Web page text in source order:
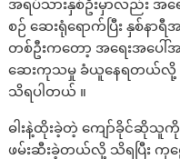
အရပ်သားနှစ်ဦးမှာလည်း အ
စဉ် ဆေးရုံရောက်ပြီး နှစ်နာ
တစ်ဦးကတော့ အရေးအပေါ်
ဆေးကုသမှု ခံယူနေရတယ်လို့ ဖ
သိရပါတယ် ။
ဓါးနဲ့ထိုးခဲ့တဲ့ ကျော်ခိုင်ဆိုသူကို
ဖမ်းဆီးခဲ့တယ်လို့ သိရပြီး ကု